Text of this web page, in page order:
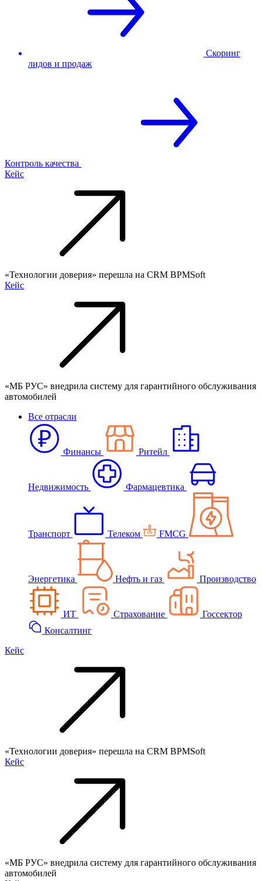
Скоринг
лидов и продаж
Контроль качества
Кейс
«Технологии доверия» перешла на CRM BPMSoft
Кейс
«МБ РУС» внедрила систему для гарантийного обслуживания
автомобилей
Все отрасли
Финансы Ритейл
Недвижимость Фармацевтика
Транспорт Телеком FMCG
Энергетика Нефть и газ Производство
ИТ Страхование
Госсектор
Консалтинг
Кейс
«Технологии доверия» перешла на CRM BPMSoft
Кейс
«МБ РУС» внедрила систему для гарантийного обслуживания
автомобилей